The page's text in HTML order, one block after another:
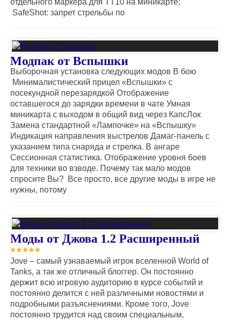
отдельного маркера для ТТ10 на миникарте;
SafeShot: запрет стрельбы по
Модпак от Вспышки
Выборочная установка следующих модов В бою
Минималистический прицел «Вспышки» с
посекундной перезарядкой Отображение
оставшегося до зарядки времени в чате Умная
миникарта с выходом в общий вид через КапсЛок
Замена стандартной «Лампочке» на «Вспышку»
Индикация направления выстрелов Дамаг-панель с
указанием типа снаряда и стрелка. В ангаре
Сессионная статистика. Отображение уровня боев
для техники во взводе. Почему так мало модов
спросите Вы? Все просто, все другие моды в игре не
нужны, потому
Моды от Джова 1.2 Расширенный
Jove – самый узнаваемый игрок вселенной World of
Tanks, а так же отличный блоггер. Он постоянно
держит всю игровую аудиторию в курсе событий и
постоянно делится с ней различными новостями и
подробными разъяснениями. Кроме того, Jove
постоянно трудится над своим специальным,